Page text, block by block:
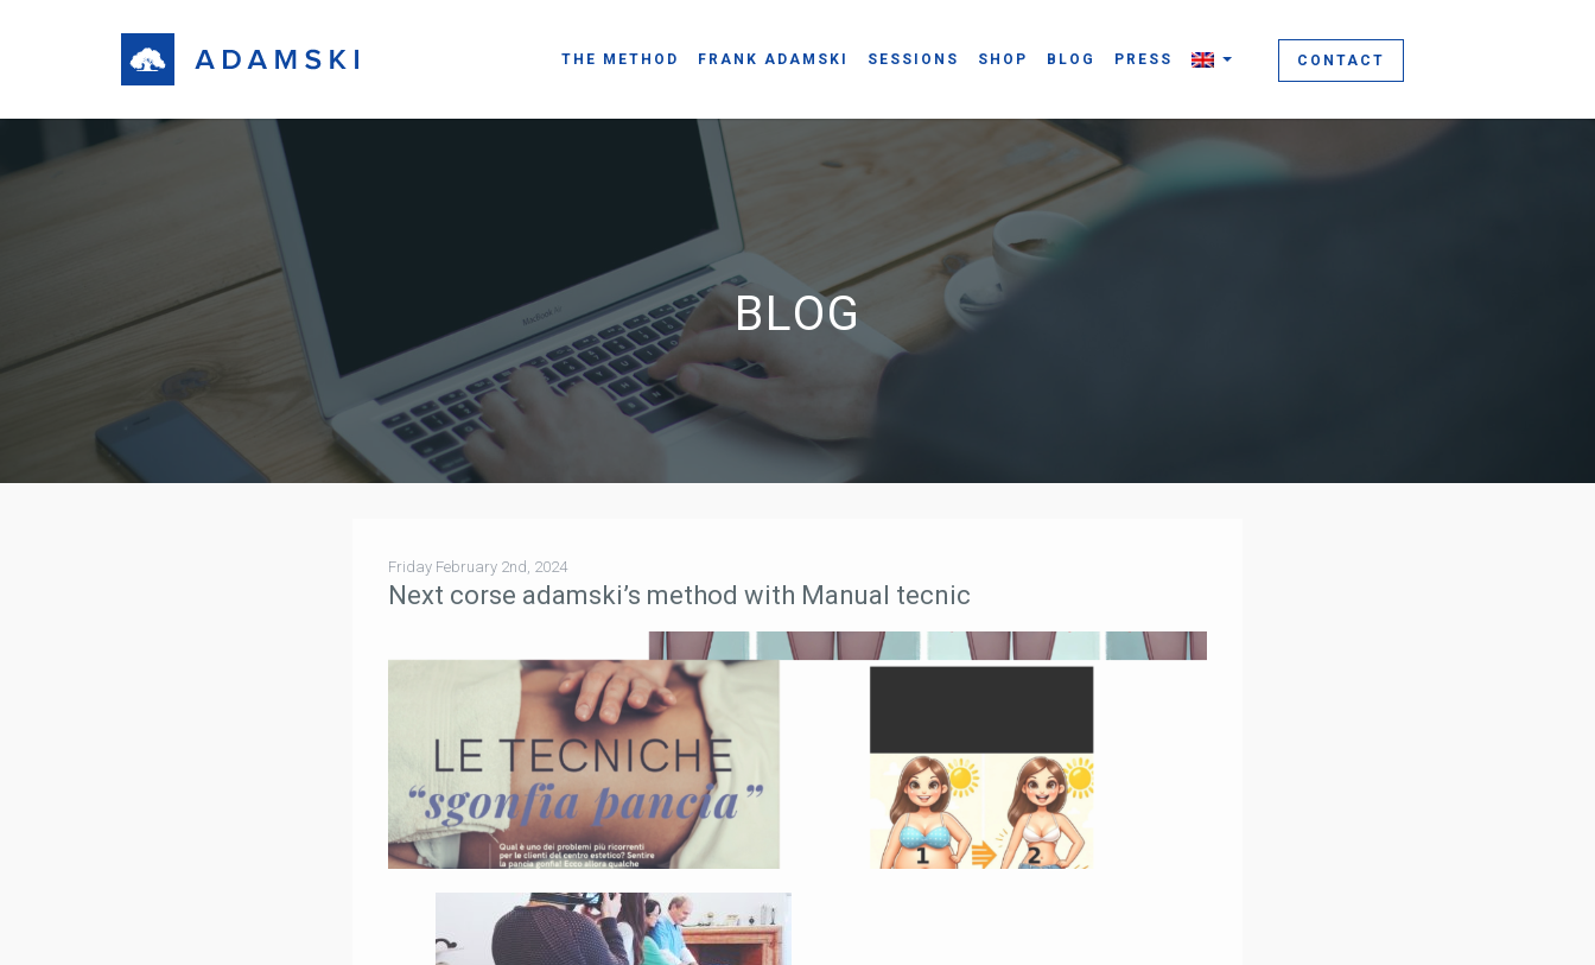
THE METHOD FRANK ADAMSKI SESSIONS SHOP BLOG PRESS CONTACT
BLOG
Friday February 2nd, 2024
Next corse adamski’s method with Manual tecnic